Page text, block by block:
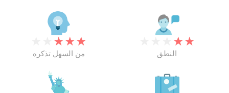
★
★
★
من السهل تذكره
★
★
النطق